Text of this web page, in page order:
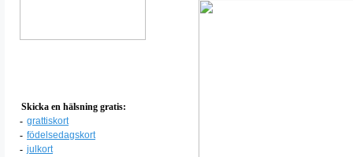
Skicka en hälsning gratis:
- grattiskort
- födelsedagskort
- julkort